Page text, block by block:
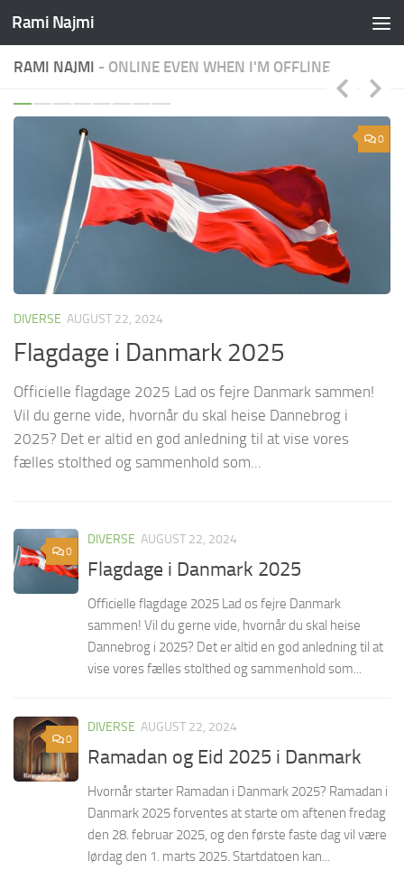
Skip to content
Rami Najmi
RAMI NAJMI - ONLINE EVEN WHEN I'M OFFLINE
0
DIVERSE AUGUST 22, 2024
Flagdage i Danmark 2025
Officielle flagdage 2025 Lad os fejre Danmark sammen!
Vil du gerne vide, hvornår du skal heise Dannebrog i
2025? Det er altid en god anledning til at vise vores
fælles stolthed og sammenhold som...
0
DIVERSE AUGUST 22, 2024
Flagdage i Danmark 2025
Officielle flagdage 2025 Lad os fejre Danmark
sammen! Vil du gerne vide, hvornår du skal heise
Dannebrog i 2025? Det er altid en god anledning til at
vise vores fælles stolthed og sammenhold som...
0
DIVERSE AUGUST 22, 2024
Ramadan og Eid 2025 i Danmark
Hvornår starter Ramadan i Danmark 2025? Ramadan i
Danmark 2025 forventes at starte om aftenen fredag
den 28. februar 2025, og den første faste dag vil være
lørdag den 1. marts 2025. Startdatoen kan...